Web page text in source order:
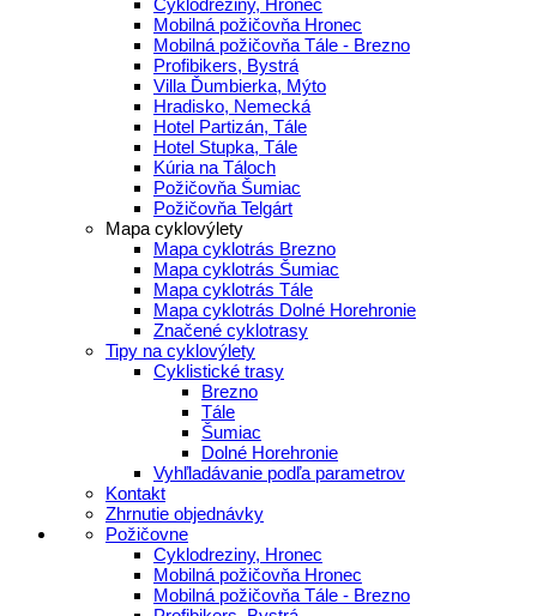
Cyklodreziny, Hronec
Mobilná požičovňa Hronec
Mobilná požičovňa Tále - Brezno
Profibikers, Bystrá
Villa Ďumbierka, Mýto
Hradisko, Nemecká
Hotel Partizán, Tále
Hotel Stupka, Tále
Kúria na Táloch
Požičovňa Šumiac
Požičovňa Telgárt
Mapa cyklovýlety
Mapa cyklotrás Brezno
Mapa cyklotrás Šumiac
Mapa cyklotrás Tále
Mapa cyklotrás Dolné Horehronie
Značené cyklotrasy
Tipy na cyklovýlety
Cyklistické trasy
Brezno
Tále
Šumiac
Dolné Horehronie
Vyhľladávanie podľa parametrov
Kontakt
Zhrnutie objednávky
Požičovne
Cyklodreziny, Hronec
Mobilná požičovňa Hronec
Mobilná požičovňa Tále - Brezno